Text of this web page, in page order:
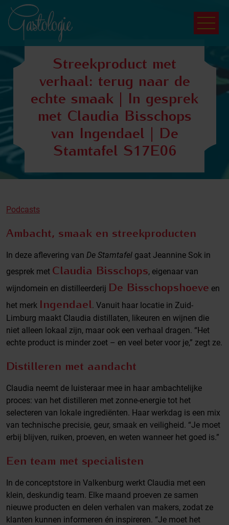
Streekproduct met
verhaal: terug naar de
echte smaak | In gesprek
met Claudia Bisschops
van Ingendael | De
Stamtafel S17E06
Podcasts
Ambacht, smaak en streekproducten
In deze aflevering van De Stamtafel gaat Jeannine Sok in
gesprek met Claudia Bisschops, eigenaar van
wijndomein en distilleerderij De Bisschopshoeve en
het merk Ingendael. Vanuit haar locatie in Zuid-
Limburg maakt Claudia distillaten, likeuren en wijnen die
niet alleen lokaal zijn, maar ook een verhaal dragen. “Het
echte product is minder zoet – en veel beter voor je,” zegt ze.
Distilleren met aandacht
Claudia neemt de luisteraar mee in haar ambachtelijke
proces: van het distilleren met zonne-energie tot het
selecteren van lokale ingrediënten. Haar werkdag is een mix
van technische precisie, geur, smaak en veiligheid. “Je moet
erbij blijven, ruiken, proeven, en weten wanneer het goed is.”
Een team met specialisten
In de conceptstore in Valkenburg werkt Claudia met een
klein, deskundig team. Elke maand proeven ze samen
nieuwe producten en delen verhalen van makers, zodat ze
klanten kunnen informeren én inspireren. “Je moet het